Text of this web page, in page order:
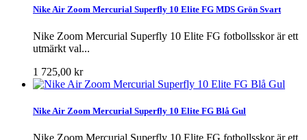
Nike Air Zoom Mercurial Superfly 10 Elite FG MDS Grön Svart
Nike Zoom Mercurial Superfly 10 Elite FG fotbollsskor är ett
utmärkt val...
1 725,00 kr
Nike Air Zoom Mercurial Superfly 10 Elite FG Blå Gul
Nike Zoom Mercurial Superfly 10 Elite FG fotbollsskor är ett